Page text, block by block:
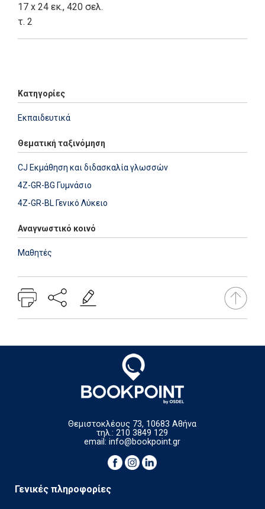
17 x 24 εκ., 420 σελ.
τ. 2
Κατηγορίες
Εκπαιδευτικά
Θεματική ταξινόμηση
CJ Εκμάθηση και διδασκαλία γλωσσών
4Z-GR-BG Γυμνάσιο
4Z-GR-BL Γενικό Λύκειο
Αναγνωστικό κοινό
Μαθητές
Θεμιστοκλέους 73, 10683 Αθήνα
τηλ.: 210 3849 129
email:info@bookpoint.gr
Γενικές πληροφορίες